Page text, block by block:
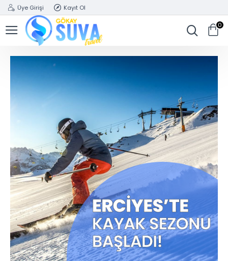
Üye Girişi Kayıt Ol
0